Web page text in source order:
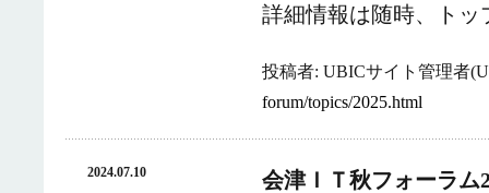
詳細情報は随時、ト
投稿者: UBICサイト管理者
forum/topics/2025.html
2024.07.10 会津ＩＴ秋フォーラム